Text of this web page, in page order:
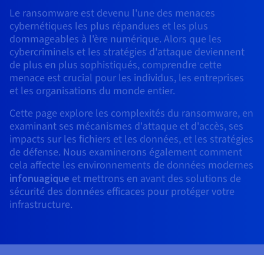
Quantum
Sécurité
Opérations
Développeurs
Tarifs
Régions
Documentation
Roadmap & Changelog
Roadmap & Changelog
DISTRIBUER MON TRAFIC
Répartiteur de charge
Tarifs
Disponibilités par régions
Documentation
Roadmap & Changelog
Roadmap & Changelog
AI Endpoints - Catalogue des modèles
AI Endpoints - Bases API
AI Endpoints - Batch API
Nvidia H200
Nvidia H100
Nvidia L40S
Nvidia L4
Managed HSM
Dedicated HSM
Infrastructure Anti-DDoS
Tarifs
Disponibilités par régions
Documentation
Roadmap & Changelog
Tarifs
Disponibilités par régions
Documentation
Roadmap & Changelog
MCP Server
Tarifs
Disponibilités par régions
Documentation
Roadmap & Changelog
Guides et documentation
Conformité et certifications
Roadmap & Changelog
HYCU for OVHcloud
SAP HANA ON OVHCLOUD
SAP HANA on Bare Metal
SAP HANA on Private Cloud
Tarifs
Documentation
Roadmap & Changelog
Cloud Native
AI & HPC
OPCP Packager
CLOUD READY
Cloud ready
Self-Service Portal, API & IaC
IAM & Tenant Management
PROTECTION & SÉCURITÉ
Infrastructure Anti-DDoS
Protection Game DDoS
DNSSEC
SSL Gateway
Documentation
Roadmap & Changelog
Tarifs
Guides et documentation
Roadmap & Changelog
USAGES
Résilience et AZ
Grid computing
Virtualisation et conteneurisation
Site web et application métier
Tous les usages
Tarifs
Revendeurs
Tous les usages
Documentation
Roadmap & Changelog
BGP Services
PROTECTION & SÉCURITÉ
Infrastructure Anti-DDoS
DNSSEC
SSL Gateway
Documentation
Roadmap & Changelog
Bases de données additionnelles
Option Certificats SSL
Option CDN
USAGES
Comment créer un site web ?
Héberger votre site WordPress
Créer mon site en 1 click
Le ransomware est devenu l'une des menaces
cybernétiques les plus répandues et les plus
dommageables à l'ère numérique. Alors que les
cybercriminels et les stratégies d'attaque deviennent
de plus en plus sophistiqués, comprendre cette
menace est crucial pour les individus, les entreprises
et les organisations du monde entier.
Cette page explore les complexités du ransomware, en
examinant ses mécanismes d'attaque et d'accès, ses
impacts sur les fichiers et les données, et les stratégies
de défense. Nous examinerons également comment
cela affecte les environnements de données modernes
infonuagique et mettrons en avant des solutions de
sécurité des données efficaces pour protéger votre
infrastructure.